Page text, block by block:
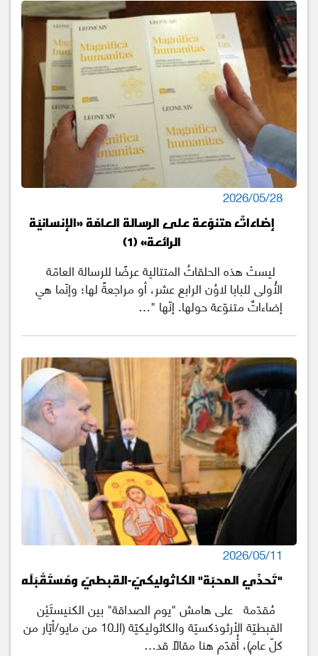
2026/05/28
إضاءاتٌ متنوّعة على الرسالة العامّة «الإنسانيّة
الرائعة» (1)
ليستْ هذه الحلقاتُ المتتالية عرضًا للرسالة العامّة
الأُولى للبابا لاوُن الرابع عشر، أو مراجعةً لها؛ وإنّما هي
إضاءاتٌ متنوّعة حولها. إنّها "…
2026/05/11
"تَحدِّي المحبّة" الكاثوليكيّ-القبطيّ ومُستَقْبَلُه
مُقدّمة على هامش "يوم الصداقة" بين الكنيستَيْن
القبطيّة الأرثوذكسيّة والكاثوليكيّة (الـ10 من مايو/أيّار من
كلّ عامٍ)، أُقدّم هنا مقالًا قد…